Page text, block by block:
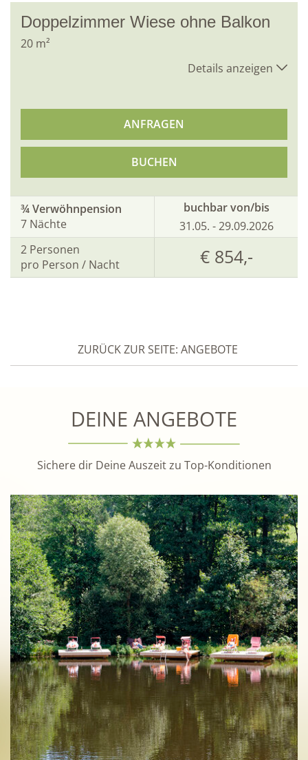
Doppelzimmer Wiese ohne Balkon
20 m²
Details anzeigen
ANFRAGEN
BUCHEN
¾ Verwöhnpension
7 Nächte
buchbar von/bis
31.05. - 29.09.2026
2 Personen
pro Person / Nacht
€ 854,-
ZURÜCK ZUR SEITE: ANGEBOTE
DEINE ANGEBOTE
Sichere dir Deine Auszeit zu Top-Konditionen